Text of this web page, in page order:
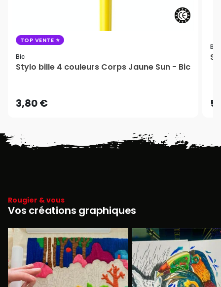
TOP VENTE
Bic
Stylo bille 4 couleurs Corps Jaune Sun - Bic
3,80 €
Bic
Rougier & vous
Vos créations graphiques